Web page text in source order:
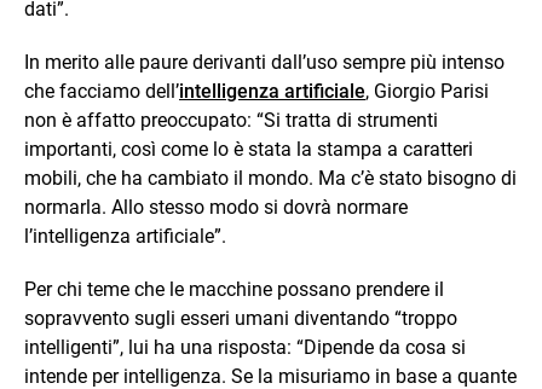
dati”.
In merito alle paure derivanti dall’uso sempre più intenso
che facciamo dell’intelligenza artificiale, Giorgio Parisi
non è affatto preoccupato: “Si tratta di strumenti
importanti, così come lo è stata la stampa a caratteri
mobili, che ha cambiato il mondo. Ma c’è stato bisogno di
normarla. Allo stesso modo si dovrà normare
l’intelligenza artificiale”.
Per chi teme che le macchine possano prendere il
sopravvento sugli esseri umani diventando “troppo
intelligenti”, lui ha una risposta: “Dipende da cosa si
intende per intelligenza. Se la misuriamo in base a quante